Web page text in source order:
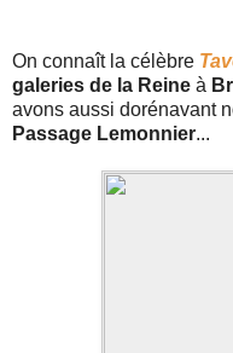
On connaît la célèbre
galeries de la Reine à
avons aussi dorénavant
Passage Lemonnier...